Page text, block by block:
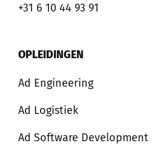
+31 6 10 44 93 91
OPLEIDINGEN
Ad Engineering
Ad Logistiek
Ad Software Development